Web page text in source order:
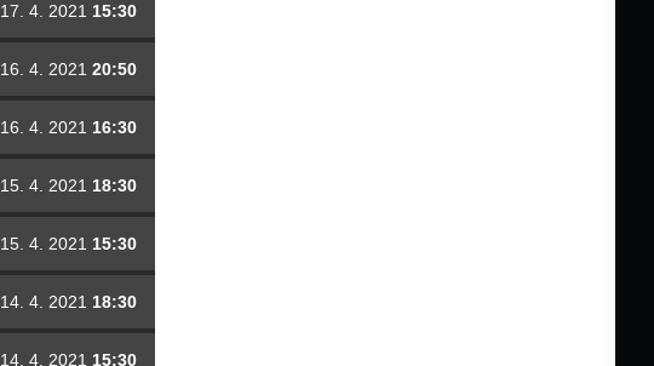
17. 4. 2021 15:30
16. 4. 2021 20:50
16. 4. 2021 16:30
15. 4. 2021 18:30
15. 4. 2021 15:30
14. 4. 2021 18:30
14. 4. 2021 15:30